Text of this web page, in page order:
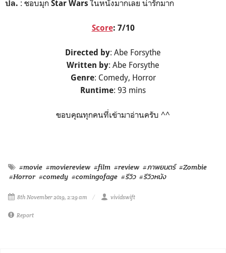
ปล. : ชอบมุก Star Wars ในหนังมากเลย น่ารักมาก
Score: 7/10
Directed by: Abe Forsythe
Written by: Abe Forsythe
Genre: Comedy, Horror
Runtime: 93 mins
ขอบคุณทุกคนที่เข้ามาอ่านครับ ^^
#movie #moviereview #film #review #ภาพยนตร์ #Zombie
#Horror #comedy #comingofage #รีวิว #รีวิวหนัง
8th November 2019, 2:29 am vividswift
Report